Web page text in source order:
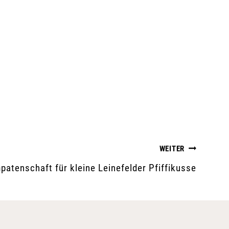
WEITER
für kleine Leinefelder Pfiffikusse